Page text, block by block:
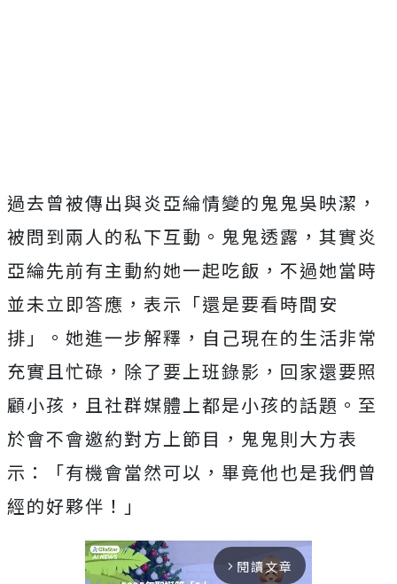
過去曾被傳出與炎亞綸情變的鬼鬼吳映潔，
被問到兩人的私下互動。鬼鬼透露，其實炎
亞綸先前有主動約她一起吃飯，不過她當時
並未立即答應，表示「還是要看時間安
排」。她進一步解釋，自己現在的生活非常
充實且忙碌，除了要上班錄影，回家還要照
顧小孩，且社群媒體上都是小孩的話題。至
於會不會邀約對方上節目，鬼鬼則大方表
示：「有機會當然可以，畢竟他也是我們曾
經的好夥伴！」
arrow_forward_ios 閱讀文章